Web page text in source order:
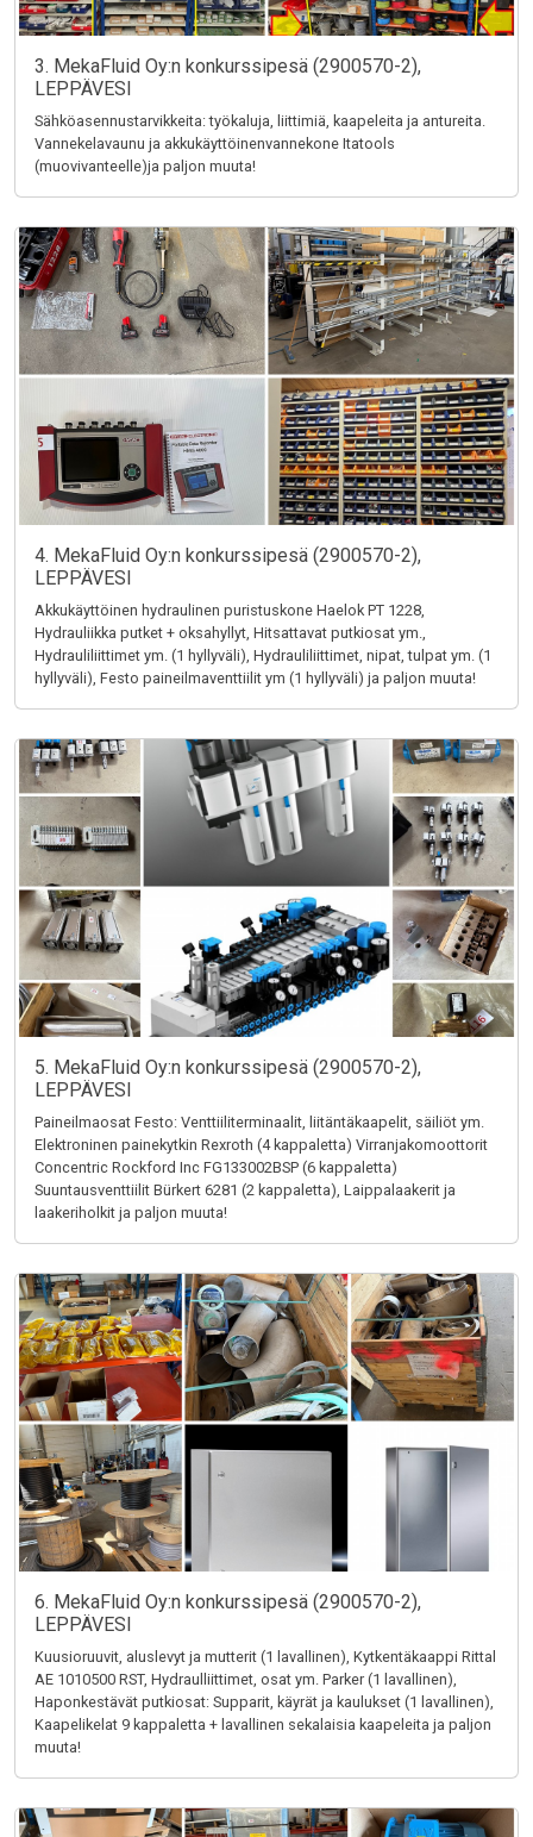
3. MekaFluid Oy:n konkurssipesä (2900570-2),
LEPPÄVESI
Sähköasennustarvikkeita: työkaluja, liittimiä, kaapeleita ja antureita.
Vannekelavaunu ja akkukäyttöinenvannekone Itatools
(muovivanteelle)ja paljon muuta!
4. MekaFluid Oy:n konkurssipesä (2900570-2),
LEPPÄVESI
Akkukäyttöinen hydraulinen puristuskone Haelok PT 1228,
Hydrauliikka putket + oksahyllyt, Hitsattavat putkiosat ym.,
Hydrauliliittimet ym. (1 hyllyväli), Hydrauliliittimet, nipat, tulpat ym. (1
hyllyväli), Festo paineilmaventtiilit ym (1 hyllyväli) ja paljon muuta!
5. MekaFluid Oy:n konkurssipesä (2900570-2),
LEPPÄVESI
Paineilmaosat Festo: Venttiiliterminaalit, liitäntäkaapelit, säiliöt ym.
Elektroninen painekytkin Rexroth (4 kappaletta) Virranjakomoottorit
Concentric Rockford Inc FG133002BSP (6 kappaletta)
Suuntausventtiilit Bürkert 6281 (2 kappaletta), Laippalaakerit ja
laakeriholkit ja paljon muuta!
6. MekaFluid Oy:n konkurssipesä (2900570-2),
LEPPÄVESI
Kuusioruuvit, aluslevyt ja mutterit (1 lavallinen), Kytkentäkaappi Rittal
AE 1010500 RST, Hydraulliittimet, osat ym. Parker (1 lavallinen),
Haponkestävät putkiosat: Supparit, käyrät ja kaulukset (1 lavallinen),
Kaapelikelat 9 kappaletta + lavallinen sekalaisia kaapeleita ja paljon
muuta!